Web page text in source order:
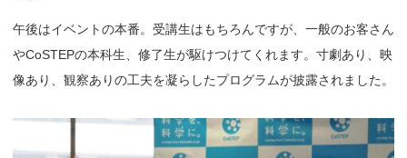
午後はイベントの本番。受講生はもちろんですが、一般のお客さん
やCoSTEPの本科生、修了生が駆けつけてくれます。寸劇あり、映
像あり、観察ありの工夫を凝らしたプログラムが披露されました。